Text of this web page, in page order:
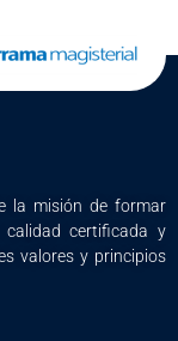
la misión de formar
calidad certificada y
valores y principios